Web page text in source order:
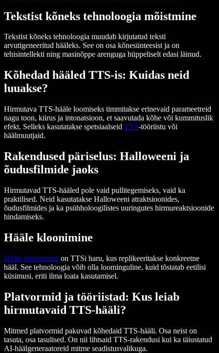
Tekstist kõneks tehnoloogia mõistmine
Tekstist kõneks tehnoloogia muudab kirjutatud teksti
arvutigeneeritud hääleks. See on osa kõnesünteesist ja on
tehisintellekti ning masinõppe arenguga hüppeliselt edasi läinud.
Kõhedad hääled TTS-is: Kuidas neid
luuakse?
Hirmutava TTS-hääle loomiseks timmitakse erinevaid parameetreid
nagu toon, kiirus ja intonatsioon, et saavutada kõhe või kummituslik
efekt. Selleks kasutatakse spetsiaalseid TTS-tööriistu või
häälmuutjaid.
Rakendused päriselus: Halloweeni ja
õudusfilmide jaoks
Hirmutavad TTS-hääled pole vaid pullitegemiseks, vaid ka
praktilised. Neid kasutatakse Halloweeni atraktsioonides,
õudusfilmides ja ka psühholoogilistes uuringutes hirmureaktsioonide
hindamiseks.
Hääle kloonimine
Hääle kloonimine on TTSi haru, kus replikeeritakse konkreetne
hääl. See tehnoloogia võib olla loominguline, kuid tõstatab eetilisi
küsimusi, eriti ilma loata kasutamisel.
Platvormid ja tööriistad: Kus leiab
hirmutavaid TTS-hääli?
Mitmed platvormid pakuvad kõhedaid TTS-hääli. Osa neist on
tasuta, osa tasulised. On nii lihtsaid TTS-rakendusi kui ka täiustatud
AI-häälgeneraatoreid mitme seadistusvalikuga.